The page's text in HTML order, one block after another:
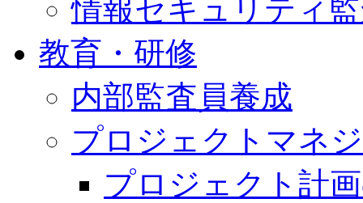
情報セキュリティ
教育・研修
内部監査員養成
プロジェクトマネ
プロジェクト計